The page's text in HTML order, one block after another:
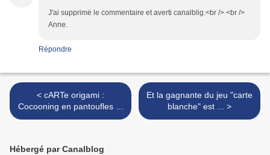
J'ai supprimė le commentaire et averti canalblig.<br /> <br />
Anne.
Répondre
< cARTe origami :
Cocooning en pantoufles et
pyjama
Et la gagnante du jeu "carte
blanche" est ... >
Hébergé par Canalblog